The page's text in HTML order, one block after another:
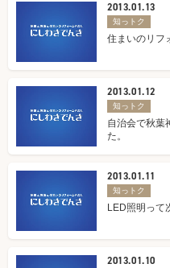
2013.01.13
知っトク
住まいのリフ
2013.01.12
知っトク
自治会で秋葉
た。
2013.01.11
知っトク
LED照明って
2013.01.10